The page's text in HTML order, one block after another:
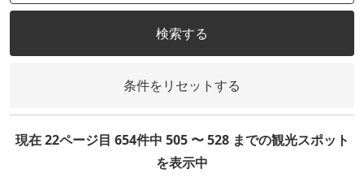
検索する
条件をリセットする
現在 22ページ目 654件中 505 〜 528 までの観光スポット
を表示中